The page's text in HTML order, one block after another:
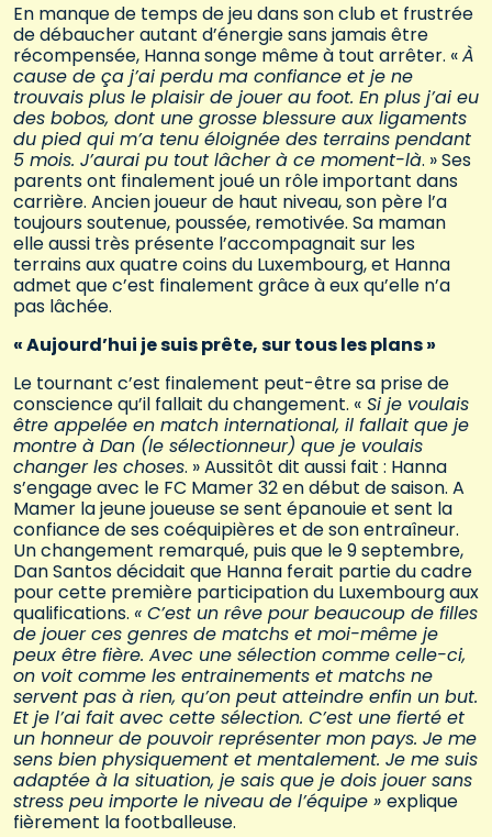
En manque de temps de jeu dans son club et frustrée
de débaucher autant d’énergie sans jamais être
récompensée, Hanna songe même à tout arrêter. «À
cause de ça j’ai perdu ma confiance et je ne
trouvais plus le plaisir de jouer au foot. En plus j’ai eu
des bobos, dont une grosse blessure aux ligaments
du pied qui m’a tenu éloignée des terrains pendant
5 mois. J’aurai pu tout lâcher à ce moment-là. » Ses
parents ont finalement joué un rôle important dans
carrière. Ancien joueur de haut niveau, son père l’a
toujours soutenue, poussée, remotivée. Sa maman
elle aussi très présente l’accompagnait sur les
terrains aux quatre coins du Luxembourg, et Hanna
admet que c’est finalement grâce à eux qu’elle n’a
pas lâchée.
« Aujourd’hui je suis prête, sur tous les plans »
Le tournant c’est finalement peut-être sa prise de
conscience qu’il fallait du changement. « Si je voulais
être appelée en match international, il fallait que je
montre à Dan (le sélectionneur) que je voulais
changer les choses. » Aussitôt dit aussi fait : Hanna
s’engage avec le FC Mamer 32 en début de saison. A
Mamer la jeune joueuse se sent épanouie et sent la
confiance de ses coéquipières et de son entraîneur.
Un changement remarqué, puis que le 9 septembre,
Dan Santos décidait que Hanna ferait partie du cadre
pour cette première participation du Luxembourg aux
qualifications. « C’est un rêve pour beaucoup de filles
de jouer ces genres de matchs et moi-même je
peux être fière. Avec une sélection comme celle-ci,
on voit comme les entrainements et matchs ne
servent pas à rien, qu’on peut atteindre enfin un but.
Et je l’ai fait avec cette sélection. C’est une fierté et
un honneur de pouvoir représenter mon pays. Je me
sens bien physiquement et mentalement. Je me suis
adaptée à la situation, je sais que je dois jouer sans
stress peu importe le niveau de l’équipe » explique
fièrement la footballeuse.